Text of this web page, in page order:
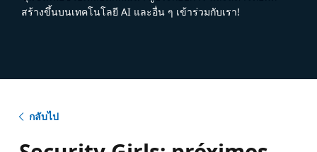
สร้างขึ้นบนเทคโนโลยี AI และอื่น ๆ เข้าร่วมกับเรา!
กลับไป